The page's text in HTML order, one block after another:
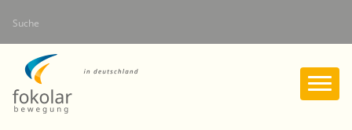
Inhalt
Suche